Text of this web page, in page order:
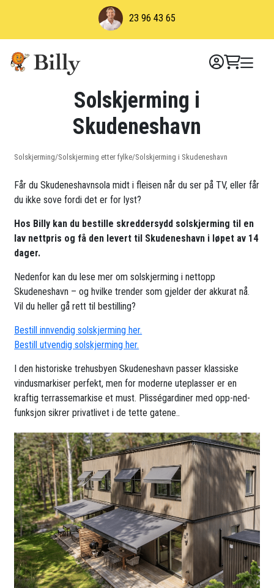
23 96 43 65
Solskjerming i
Skudeneshavn
Solskjerming/Solskjerming etter fylke/Solskjerming i Skudeneshavn
Får du Skudeneshavnsola midt i fleisen når du ser på TV, eller får
du ikke sove fordi det er for lyst?
Hos Billy kan du bestille skreddersydd solskjerming til en
lav nettpris og få den levert til Skudeneshavn i løpet av 14
dager.
Nedenfor kan du lese mer om solskjerming i nettopp
Skudeneshavn – og hvilke trender som gjelder der akkurat nå.
Vil du heller gå rett til bestilling?
Bestill innvendig solskjerming her.
Bestill utvendig solskjerming her.
I den historiske trehusbyen Skudeneshavn passer klassiske
vindusmarkiser perfekt, men for moderne uteplasser er en
kraftig terrassemarkise et must. Plisségardiner med opp-ned-
funksjon sikrer privatlivet i de tette gatene..